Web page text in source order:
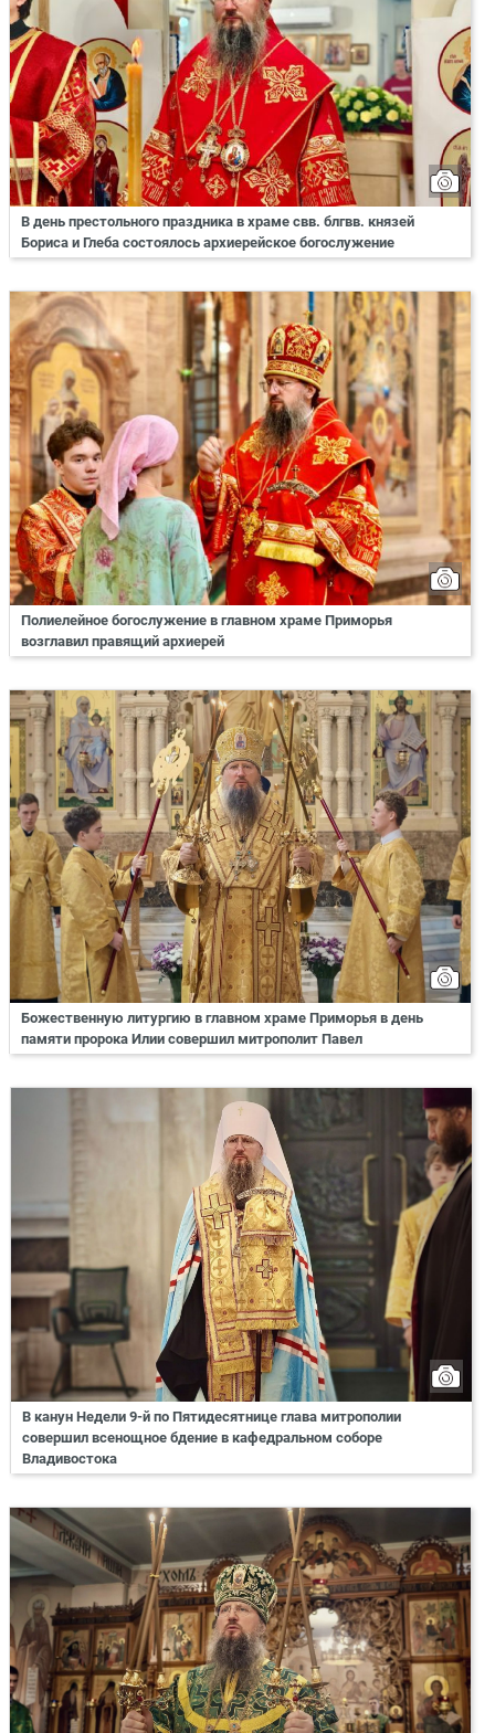
В день престольного праздника в храме свв. блгвв. князей
Бориса и Глеба состоялось архиерейское богослужение
Полиелейное богослужение в главном храме Приморья
возглавил правящий архиерей
Божественную литургию в главном храме Приморья в день
памяти пророка Илии совершил митрополит Павел
В канун Недели 9-й по Пятидесятнице глава митрополии
совершил всенощное бдение в кафедральном соборе
Владивостока